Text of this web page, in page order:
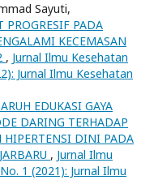
Sayuti,
PROGRESIF PADA
KECEMASAN
, Jurnal Ilmu Kesehatan
Jurnal Ilmu Kesehatan
EDUKASI GAYA
DARING TERHADAP
HIPERTENSI DINI PADA
, Jurnal Ilmu
1 (2021): Jurnal Ilmu